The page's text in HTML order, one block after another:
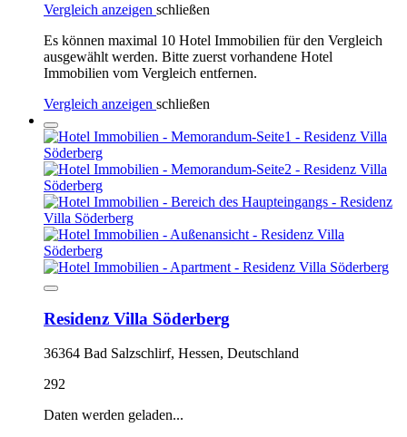
Vergleich anzeigen schließen
Es können maximal 10 Hotel Immobilien für den Vergleich
ausgewählt werden. Bitte zuerst vorhandene Hotel
Immobilien vom Vergleich entfernen.
Vergleich anzeigen schließen
Residenz Villa Söderberg
36364 Bad Salzschlirf, Hessen, Deutschland
292
Daten werden geladen...